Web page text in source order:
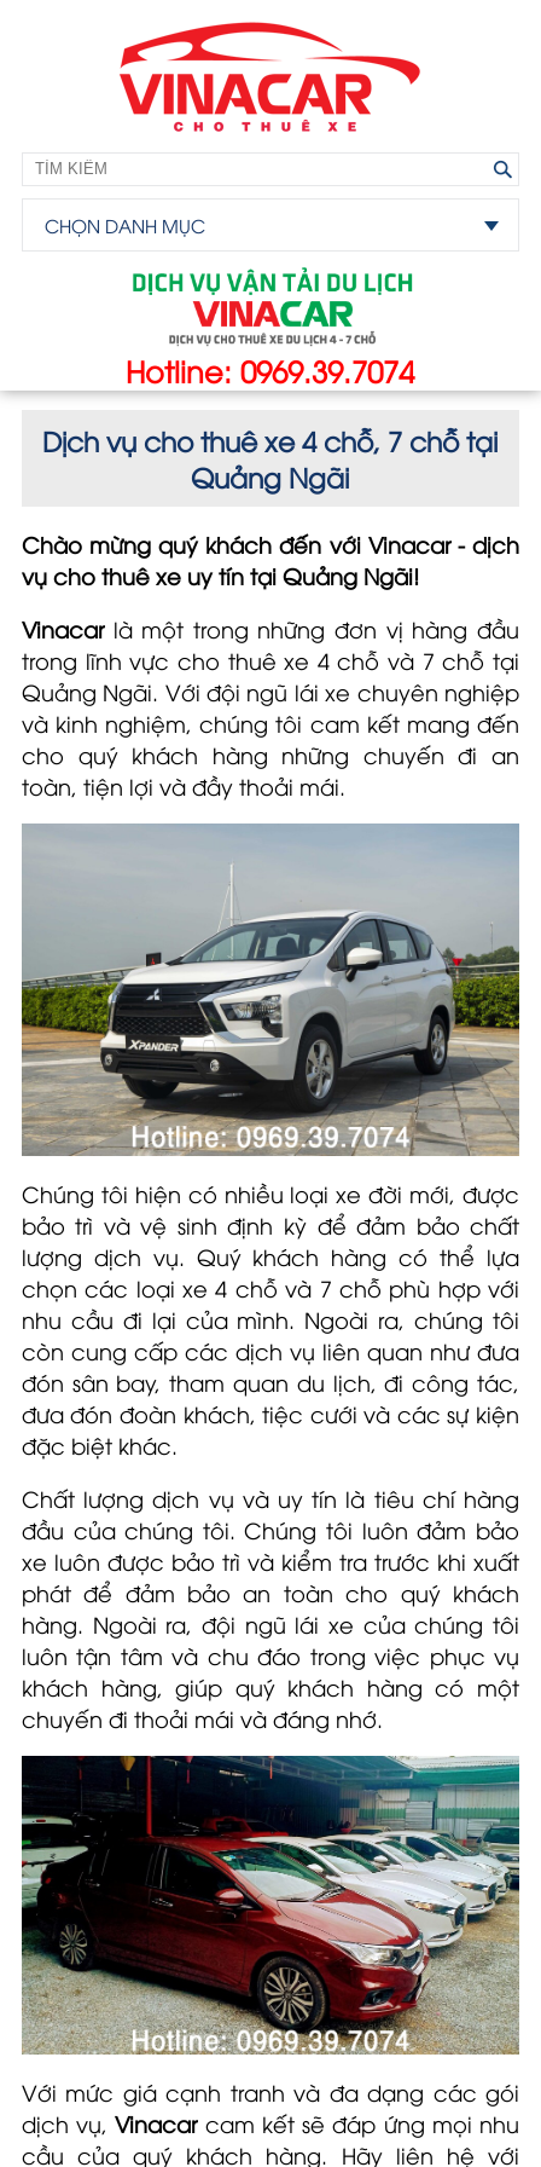
CHỌN DANH MỤC
Hotline: 0969.39.7074
Dịch vụ cho thuê xe 4 chỗ, 7 chỗ tại
Quảng Ngãi
Chào mừng quý khách đến với Vinacar - dịch
vụ cho thuê xe uy tín tại Quảng Ngãi!
Vinacarlà một trong những đơn vị hàng đầu
trong lĩnh vực cho thuê xe 4 chỗ và 7 chỗ tại
Quảng Ngãi. Với đội ngũ lái xe chuyên nghiệp
và kinh nghiệm, chúng tôi cam kết mang đến
cho quý khách hàng những chuyến đi an
toàn, tiện lợi và đầy thoải mái.
Chúng tôi hiện có nhiều loại xe đời mới, được
bảo trì và vệ sinh định kỳ để đảm bảo chất
lượng dịch vụ. Quý khách hàng có thể lựa
chọn các loại xe 4 chỗ và 7 chỗ phù hợp với
nhu cầu đi lại của mình. Ngoài ra, chúng tôi
còn cung cấp các dịch vụ liên quan như đưa
đón sân bay, tham quan du lịch, đi công tác,
đưa đón đoàn khách, tiệc cưới và các sự kiện
đặc biệt khác.
Chất lượng dịch vụ và uy tín là tiêu chí hàng
đầu của chúng tôi. Chúng tôi luôn đảm bảo
xe luôn được bảo trì và kiểm tra trước khi xuất
phát để đảm bảo an toàn cho quý khách
hàng. Ngoài ra, đội ngũ lái xe của chúng tôi
luôn tận tâm và chu đáo trong việc phục vụ
khách hàng, giúp quý khách hàng có một
chuyến đi thoải mái và đáng nhớ.
Với mức giá cạnh tranh và đa dạng các gói
dịch vụ,Vinacarcam kết sẽ đáp ứng mọi nhu
cầu của quý khách hàng. Hãy liên hệ với